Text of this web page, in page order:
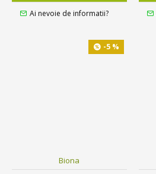
Ai nevoie de informatii?
-5 %
Biona